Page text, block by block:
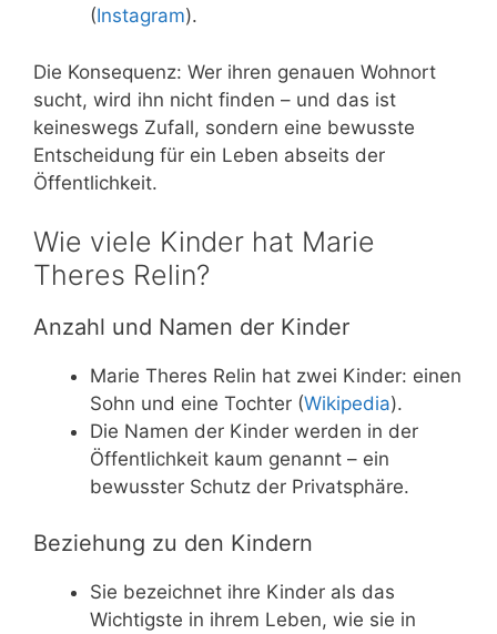
(Instagram).
Die Konsequenz: Wer ihren genauen Wohnort
sucht, wird ihn nicht finden – und das ist
keineswegs Zufall, sondern eine bewusste
Entscheidung für ein Leben abseits der
Öffentlichkeit.
Wie viele Kinder hat Marie
Theres Relin?
Anzahl und Namen der Kinder
Marie Theres Relin hat zwei Kinder: einen
Sohn und eine Tochter (Wikipedia).
Die Namen der Kinder werden in der
Öffentlichkeit kaum genannt – ein
bewusster Schutz der Privatsphäre.
Beziehung zu den Kindern
Sie bezeichnet ihre Kinder als das
Wichtigste in ihrem Leben, wie sie in